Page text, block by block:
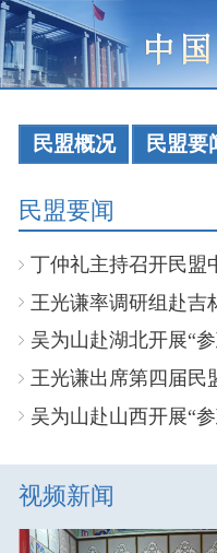
民盟概况 民盟要
民盟要闻
丁仲礼主持召开民盟
王光谦率调研组赴吉
吴为山赴湖北开展“
王光谦出席第四届民
吴为山赴山西开展“
视频新闻